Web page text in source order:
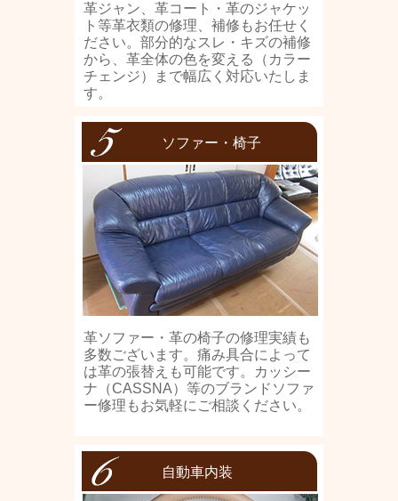
革ジャン、革コート・革のジャケッ
ト等革衣類の修理、補修もお任せく
ださい。部分的なスレ・キズの補修
から、革全体の色を変える（カラー
チェンジ）まで幅広く対応いたしま
す。
ソファー・椅子
革ソファー・革の椅子の修理実績も
多数ございます。痛み具合によって
は革の張替えも可能です。カッシー
ナ（CASSNA）等のブランドソファ
ー修理もお気軽にご相談ください。
自動車内装